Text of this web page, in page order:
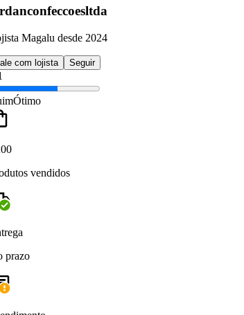
Magalu desde 2024
com lojista Seguir
Ótimo
vendidos
prazo